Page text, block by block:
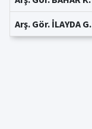
Arş. Gör. İLAYDA G.